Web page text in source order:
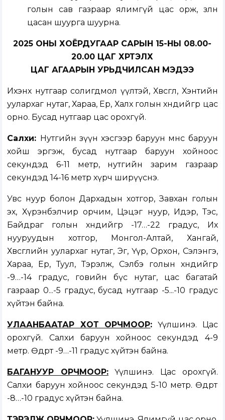
голын сав газраар ялимгүй цас орж, зөөлөн
цасан шуурга шуурна.
2025 ОНЫ ХОЁРДУГААР САРЫН 15-НЫ 08.00-
20.00 ЦАГ ХҮРТЭЛХ
ЦАГ АГААРЫН УРЬДЧИЛСАН МЭДЭЭ
Ихэнх нутгаар солигдмол үүлтэй, Хөвсгөл, Хэнтийн
уулархаг нутаг, Хараа, Ерөө, Халх голын хөндийгөөр цас
орно. Бусад нутгаар цас орохгүй.
Салхи: Нутгийн зүүн хэсгээр баруун өмнөөс баруун
хойш эргэж, бусад нутгаар баруун хойноос
секундэд 6-11 метр, нутгийн зарим газраар
секундэд 14-16 метр хүрч ширүүснэ.
Увс нуур болон Дархадын хотгор, Завхан голын
эх, Хүрэнбэлчир орчим, Цэцэг нуур, Идэр, Тэс,
Байдраг голын хөндийгөөр -17…-22 градус, Их
нууруудын хотгор, Монгол-Алтай, Хангай,
Хөвсгөлийн уулархаг нутаг, Эг, Үүр, Орхон, Сэлэнгэ,
Хараа, Ерөө, Туул, Тэрэлж, Сэлбэ голын хөндийгөөр
-9…-14 градус, говийн бүс нутаг, цас багатай
газраар 0...-5 градус, бусад нутгаар -5...-10 градус
хүйтэн байна.
УЛААНБААТАР ХОТ ОРЧМООР: Үүлшинэ. Цас
орохгүй. Салхи баруун хойноос секундэд 4-9
метр. Өдөртөө -9…-11 градус хүйтэн байна.
БАГАНУУР ОРЧМООР:Үүлшинэ. Цас орохгүй.
Салхи баруун хойноос секундэд 5-10 метр. Өдөртөө
-8…-10 градус хүйтэн байна.